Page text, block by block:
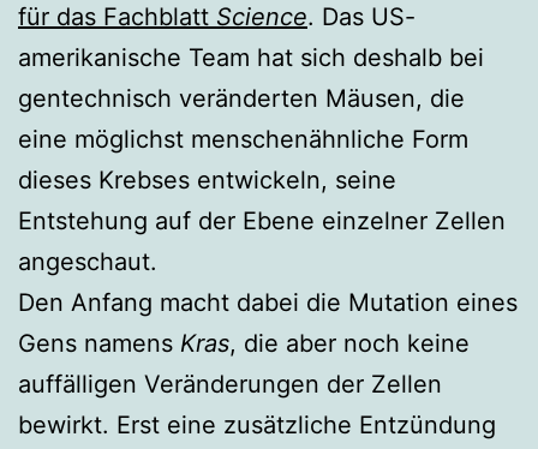
für das Fachblatt Science. Das US-
amerikanische Team hat sich deshalb bei
gentechnisch veränderten Mäusen, die
eine möglichst menschenähnliche Form
dieses Krebses entwickeln, seine
Entstehung auf der Ebene einzelner Zellen
angeschaut.
Den Anfang macht dabei die Mutation eines
Gens namens Kras, die aber noch keine
auffälligen Veränderungen der Zellen
bewirkt. Erst eine zusätzliche Entzündung